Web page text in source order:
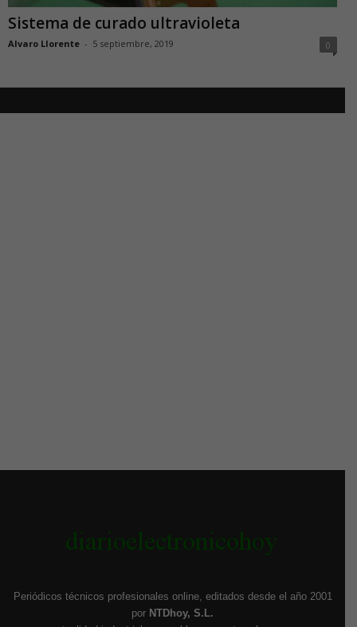
Sistema de curado ultravioleta
Alvaro Llorente - 5 septiembre, 2019 0
Periódicos técnicos profesionales online, editados desde el año 2001
por NTDhoy, S.L.